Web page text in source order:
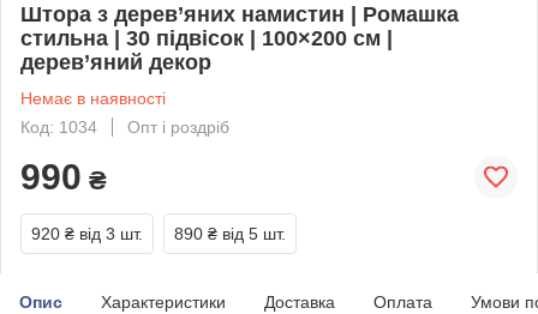
Штора з дерев’яних намистин | Ромашка
стильна | 30 підвісок | 100×200 см |
дерев’яний декор
Немає в наявності
Код: 1034
Опт і роздріб
990 ₴
920 ₴ від 3 шт. 890 ₴ від 5 шт.
Опис Характеристики Доставка Оплата Умови